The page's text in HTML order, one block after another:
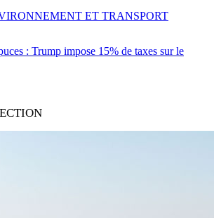
: Trump impose 15% de taxes sur le
ET TRANSPORT